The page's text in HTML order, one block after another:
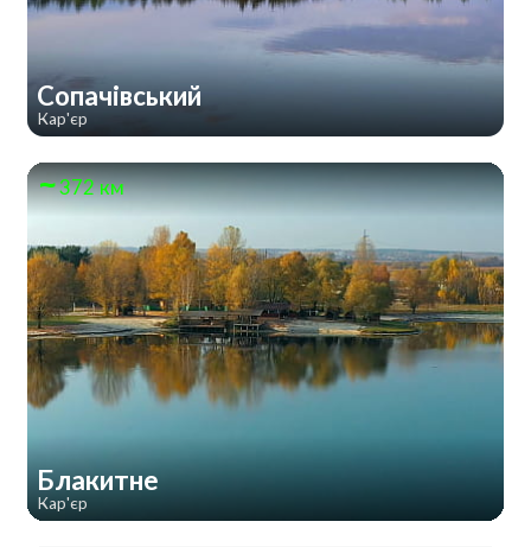
Сопачівський
Кар'єр
372 км
Блакитне
Кар'єр